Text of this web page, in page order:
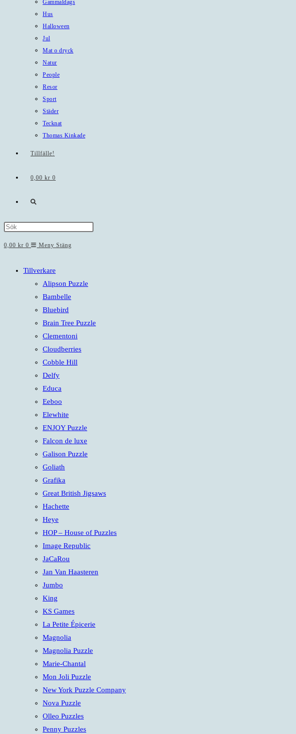
Gammaldags
Hus
Halloween
Jul
Mat o dryck
Natur
People
Resor
Sport
Städer
Tecknat
Thomas Kinkade
Tillfälle!
0,00 kr 0
Slå
webbplatssökning
0,00 kr 0 Meny Stäng
Tillverkare
Alipson Puzzle
Bambelle
Bluebird
Brain Tree Puzzle
Clementoni
Cloudberries
Cobble Hill
Delfy
Educa
Eeboo
Elewhite
ENJOY Puzzle
Falcon de luxe
Galison Puzzle
Goliath
Grafika
Great British Jigsaws
Hachette
Heye
HOP – House of Puzzles
Image Republic
JaCaRou
Jan Van Haasteren
Jumbo
King
KS Games
La Petite Épicerie
Magnolia
Magnolia Puzzle
Marie-Chantal
Mon Joli Puzzle
New York Puzzle Company
Nova Puzzle
Olleo Puzzles
Penny Puzzles